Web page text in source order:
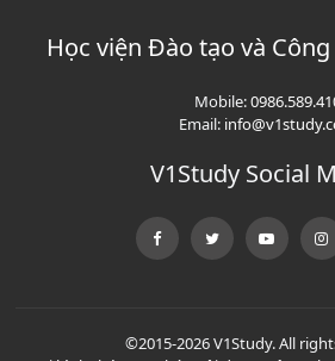
Học viện Đào tạo và
Mobile:
Email:
V1Study Social
©2015-2026 V1Study. All